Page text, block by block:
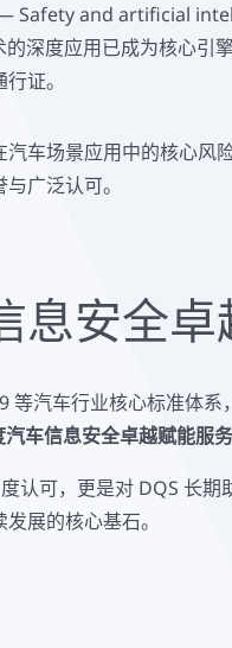
Safety and artificial
深度应用已成为核心
证。
车场景应用中的核心
广泛认可。
息安全
等汽车行业核心标准
车信息安全卓越赋能服
认可，更是对 DQS 长
展的核心基石。